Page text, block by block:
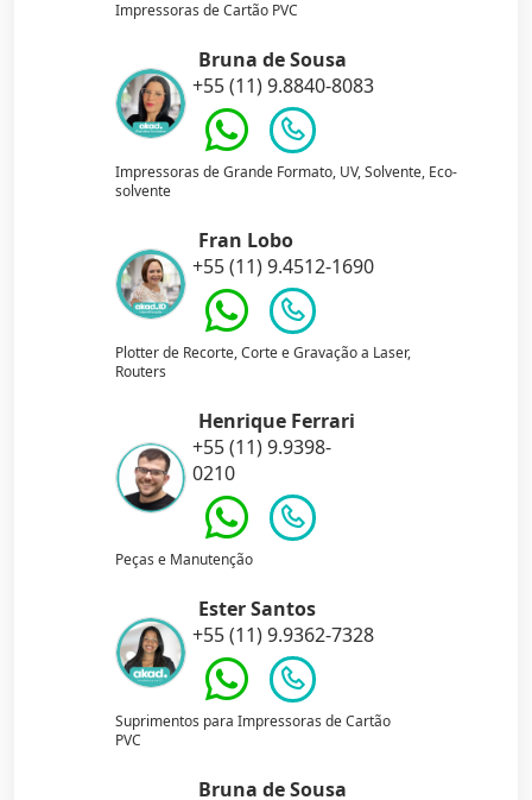
Impressoras de Cartão PVC
Bruna de Sousa
+55 (11) 9.8840-8083
Impressoras de Grande Formato, UV, Solvente, Eco-
solvente
Fran Lobo
+55 (11) 9.4512-1690
Plotter de Recorte, Corte e Gravação a Laser,
Routers
Henrique Ferrari
+55 (11) 9.9398-
0210
Peças e Manutenção
Ester Santos
+55 (11) 9.9362-7328
Suprimentos para Impressoras de Cartão
PVC
Bruna de Sousa